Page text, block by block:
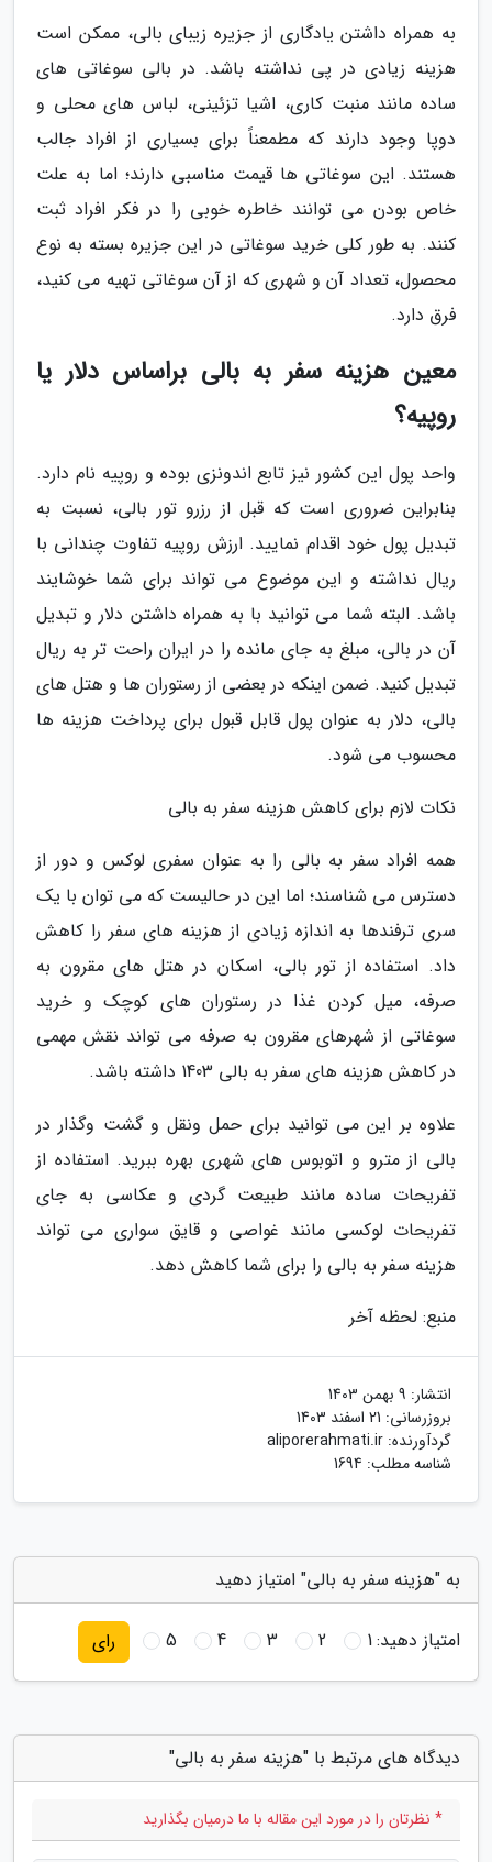
به همراه داشتن یادگاری از جزیره زیبای بالی، ممکن است
هزینه زیادی در پی نداشته باشد. در بالی سوغاتی های
ساده مانند منبت کاری، اشیا تزئینی، لباس های محلی و
دوپا وجود دارند که مطمعناً برای بسیاری از افراد جالب
هستند. این سوغاتی ها قیمت مناسبی دارند؛ اما به علت
خاص بودن می توانند خاطره خوبی را در فکر افراد ثبت
کنند. به طور کلی خرید سوغاتی در این جزیره بسته به نوع
محصول، تعداد آن و شهری که از آن سوغاتی تهیه می کنید،
فرق دارد.
معین هزینه سفر به بالی براساس دلار یا
روپیه؟
واحد پول این کشور نیز تابع اندونزی بوده و روپیه نام دارد.
بنابراین ضروری است که قبل از رزرو تور بالی، نسبت به
تبدیل پول خود اقدام نمایید. ارزش روپیه تفاوت چندانی با
ریال نداشته و این موضوع می تواند برای شما خوشایند
باشد. البته شما می توانید با به همراه داشتن دلار و تبدیل
آن در بالی، مبلغ به جای مانده را در ایران راحت تر به ریال
تبدیل کنید. ضمن اینکه در بعضی از رستوران ها و هتل های
بالی، دلار به عنوان پول قابل قبول برای پرداخت هزینه ها
محسوب می شود.
نکات لازم برای کاهش هزینه سفر به بالی
همه افراد سفر به بالی را به عنوان سفری لوکس و دور از
دسترس می شناسند؛ اما این در حالیست که می توان با یک
سری ترفندها به اندازه زیادی از هزینه های سفر را کاهش
داد. استفاده از تور بالی، اسکان در هتل های مقرون به
صرفه، میل کردن غذا در رستوران های کوچک و خرید
سوغاتی از شهرهای مقرون به صرفه می تواند نقش مهمی
در کاهش هزینه های سفر به بالی 1403 داشته باشد.
علاوه بر این می توانید برای حمل ونقل و گشت وگذار در
بالی از مترو و اتوبوس های شهری بهره ببرید. استفاده از
تفریحات ساده مانند طبیعت گردی و عکاسی به جای
تفریحات لوکسی مانند غواصی و قایق سواری می تواند
هزینه سفر به بالی را برای شما کاهش دهد.
منبع: لحظه آخر
انتشار: 9 بهمن 1403
بروزرسانی: 21 اسفند 1403
گردآورنده: aliporerahmati.ir
شناسه مطلب: 1694
به "هزینه سفر به بالی" امتیاز دهید
امتیاز دهید:1
2
3
4
5 رای
دیدگاه های مرتبط با "هزینه سفر به بالی"
* نظرتان را در مورد این مقاله با ما درمیان بگذارید